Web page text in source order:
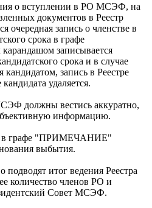
о вступлении в РО МСЭФ, на
документов в Реестр
запись о членстве в
срока в графе
записывается
срока и в случае
запись в Реестре
удаляется.
должны вестись аккуратно,
информацию.
в графе "ПРИМЕЧАНИЕ"
выбытия.
итог ведения Реестра
количество членов РО и
Совет МСЭФ.